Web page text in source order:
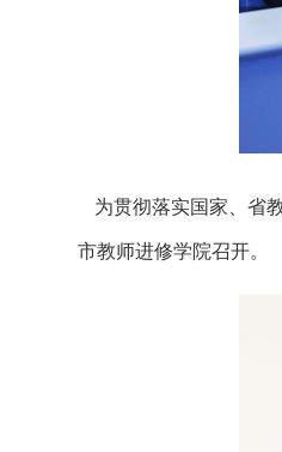
为贯彻落实国家、省
市教师进修学院召开。